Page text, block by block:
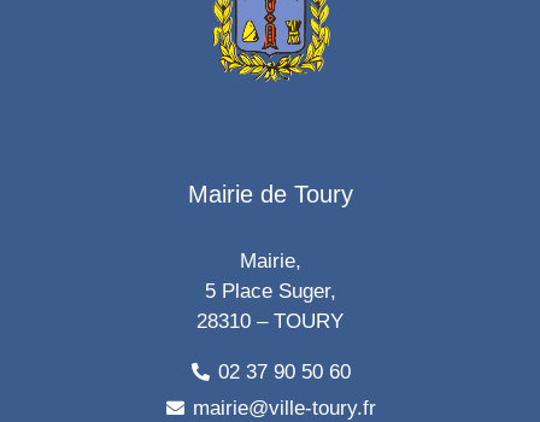
Mairie de Toury
Mairie,
5 Place Suger,
28310 – TOURY
02 37 90 50 60
mairie@ville-toury.fr